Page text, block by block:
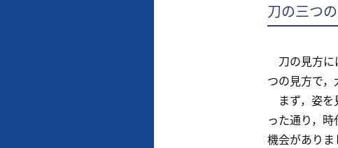
刀の三つ
刀の見方に
つの見方で，
まず，姿を
った通り，
機会があり